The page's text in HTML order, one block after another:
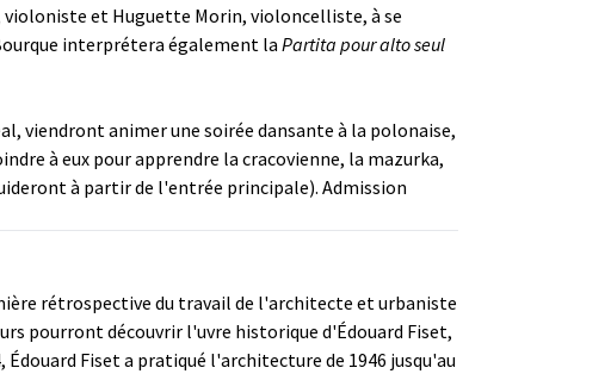
violoniste et Huguette Morin, violoncelliste, à se
interprétera également la Partita pour alto seul
viendront animer une soirée dansante à la polonaise,
à eux pour apprendre la cracovienne, la mazurka,
à partir de l'entrée principale). Admission
rétrospective du travail de l'architecte et urbaniste
pourront découvrir l'uvre historique d'Édouard Fiset,
Fiset a pratiqué l'architecture de 1946 jusqu'au